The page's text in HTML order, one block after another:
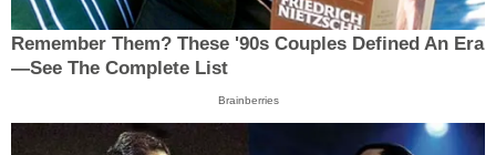
Remember Them? These '90s Couples Defined An Era
—See The Complete List
Brainberries